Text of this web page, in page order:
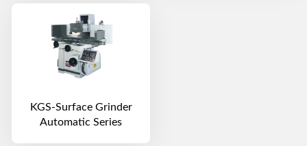
KGS-Surface Grinder
Automatic Series